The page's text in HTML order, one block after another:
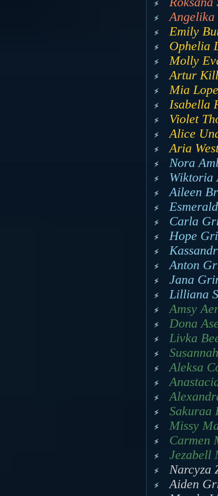
Emily
Ophelia
Molly
Artur
Mia
Isabella
Violet
Alice
Aria
Nora
Wiktoria
Aileen
Carla
Hope
Anton
Jana
Lilliana
Amsy
Dona
Livka
Aleksa
Sakuraa
Missy
Carmen
Jezabell
Narcyza
Aiden